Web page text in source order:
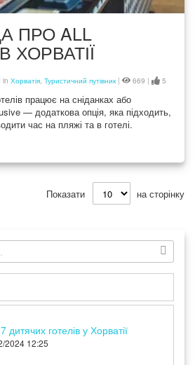
ПРО ALL
ХОРВАТІЇ
in Хорватія, Туристичний путівник| 669 | 5
працює на сніданках або
— додаткова опція, яка підходить,
час на пляжі та в готелі.
свободу та вибір місцевої кухні, він
Показати на сторінку
дитячих готелів у Хорватії
2024 12:25